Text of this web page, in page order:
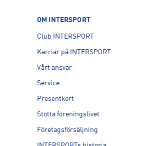
OM INTERSPORT
Club INTERSPORT
Karriär på INTERSPORT
Vårt ansvar
Service
Presentkort
Stötta föreningslivet
Företagsförsäljning